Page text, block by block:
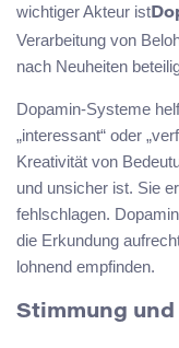
wichtiger Akteur ist
Verarbeitung von
nach Neuheiten
Dopamin-Systeme
„interessant“ oder
Kreativität von
und unsicher ist. Sie
fehlschlagen.
die Erkundung
lohnend empfinden.
Stimmung